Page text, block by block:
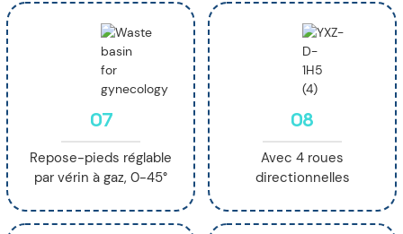
07
Repose-pieds réglable
par vérin à gaz, 0-45°
08
Avec 4 roues
directionnelles